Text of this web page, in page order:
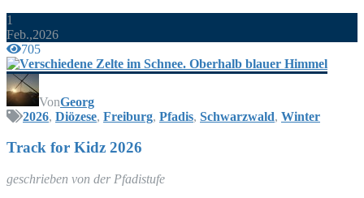
1
Feb.,2026
705
VonGeorg
2026, Diözese, Freiburg, Pfadis, Schwarzwald, Winter
Track for Kidz 2026
geschrie­ben von der Pfadistufe